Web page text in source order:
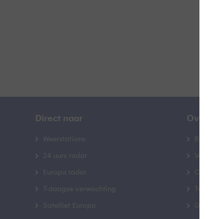
Direct naar
Weerstations
24 uurs radar
Europa radar
7-daagse verwachting
Satelliet Europa
Over
Contact